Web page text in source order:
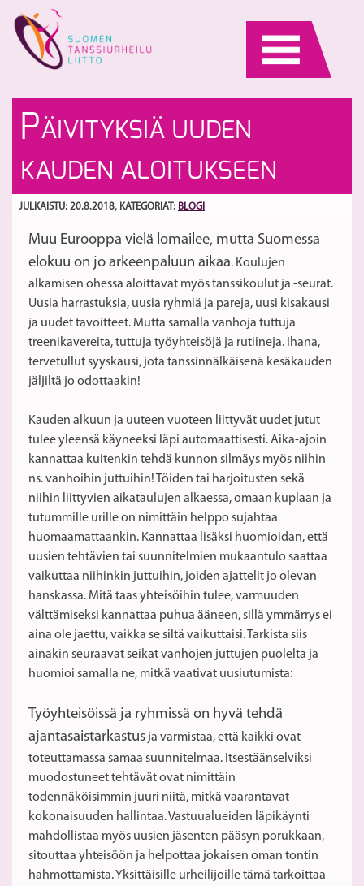
content
PÄIVITYKSIÄ UUDEN
KAUDEN ALOITUKSEEN
JULKAISTU: 20.8.2018, KATEGORIAT: BLOGI
Muu Eurooppa vielä lomailee, mutta Suomessa
elokuu on jo arkeenpaluun aikaa. Koulujen
alkamisen ohessa aloittavat myös tanssikoulut ja -seurat.
Uusia harrastuksia, uusia ryhmiä ja pareja, uusi kisakausi
ja uudet tavoitteet. Mutta samalla vanhoja tuttuja
treenikavereita, tuttuja työyhteisöjä ja rutiineja. Ihana,
tervetullut syyskausi, jota tanssinnälkäisenä kesäkauden
jäljiltä jo odottaakin!
Kauden alkuun ja uuteen vuoteen liittyvät uudet jutut
tulee yleensä käyneeksi läpi automaattisesti. Aika-ajoin
kannattaa kuitenkin tehdä kunnon silmäys myös niihin
ns. vanhoihin juttuihin! Töiden tai harjoitusten sekä
niihin liittyvien aikataulujen alkaessa, omaan kuplaan ja
tutummille urille on nimittäin helppo sujahtaa
huomaamattaankin. Kannattaa lisäksi huomioidan, että
uusien tehtävien tai suunnitelmien mukaantulo saattaa
vaikuttaa niihinkin juttuihin, joiden ajattelit jo olevan
hanskassa. Mitä taas yhteisöihin tulee, varmuuden
välttämiseksi kannattaa puhua ääneen, sillä ymmärrys ei
aina ole jaettu, vaikka se siltä vaikuttaisi. Tarkista siis
ainakin seuraavat seikat vanhojen juttujen puolelta ja
huomioi samalla ne, mitkä vaativat uusiutumista:
Työyhteisöissä ja ryhmissä on hyvä tehdä
ajantasaistarkastus ja varmistaa, että kaikki ovat
toteuttamassa samaa suunnitelmaa. Itsestäänselviksi
muodostuneet tehtävät ovat nimittäin
todennäköisimmin juuri niitä, mitkä vaarantavat
kokonaisuuden hallintaa. Vastuualueiden läpikäynti
mahdollistaa myös uusien jäsenten pääsyn porukkaan,
sitouttaa yhteisöön ja helpottaa jokaisen oman tontin
hahmottamista. Yksittäisille urheilijoille tämä tarkoittaa